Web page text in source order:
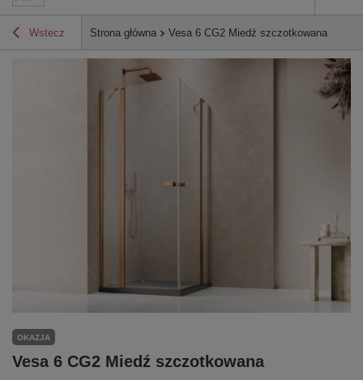
Wstecz Strona główna Vesa 6 CG2 Miedź szczotkowana
OKAZJA
Vesa 6 CG2 Miedź szczotkowana